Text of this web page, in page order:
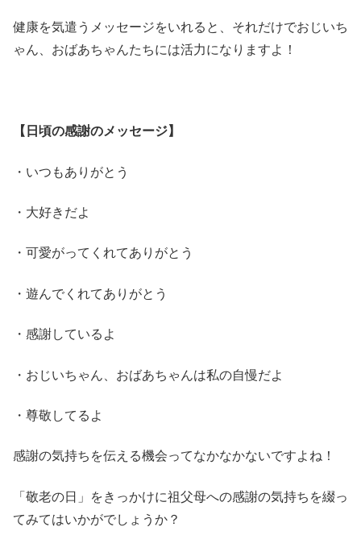
健康を気遣うメッセージをいれると、それだけでおじいち
ゃん、おばあちゃんたちには活力になりますよ！
【日頃の感謝のメッセージ】
・いつもありがとう
・大好きだよ
・可愛がってくれてありがとう
・遊んでくれてありがとう
・感謝しているよ
・おじいちゃん、おばあちゃんは私の自慢だよ
・尊敬してるよ
感謝の気持ちを伝える機会ってなかなかないですよね！
「敬老の日」をきっかけに祖父母への感謝の気持ちを綴っ
てみてはいかがでしょうか？